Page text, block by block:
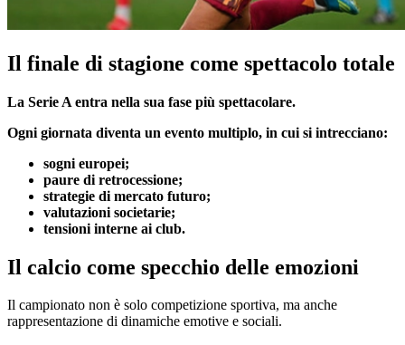
Il finale di stagione come spettacolo totale
La Serie A entra nella sua fase più spettacolare.
Ogni giornata diventa un evento multiplo, in cui si intrecciano:
sogni europei;
paure di retrocessione;
strategie di mercato futuro;
valutazioni societarie;
tensioni interne ai club.
Il calcio come specchio delle emozioni
Il campionato non è solo competizione sportiva, ma anche
rappresentazione di dinamiche emotive e sociali.